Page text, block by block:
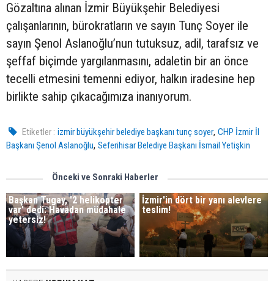
Gözaltına alınan İzmir Büyükşehir Belediyesi
çalışanlarının, bürokratların ve sayın Tunç Soyer ile
sayın Şenol Aslanoğlu’nun tutuksuz, adil, tarafsız ve
şeffaf biçimde yargılanmasını, adaletin bir an önce
tecelli etmesini temenni ediyor, halkın iradesine hep
birlikte sahip çıkacağımıza inanıyorum.
Etiketler : izmir büyükşehir belediye başkanı tunç soyer,CHP İzmir İl
Başkanı Şenol Aslanoğlu, Seferihisar Belediye Başkanı İsmail Yetişkin
Önceki ve Sonraki Haberler
Başkan Tugay, '2 helikopter
var' dedi: Havadan müdahale
yetersiz!
İzmir'in dört bir yanı alevlere
teslim!